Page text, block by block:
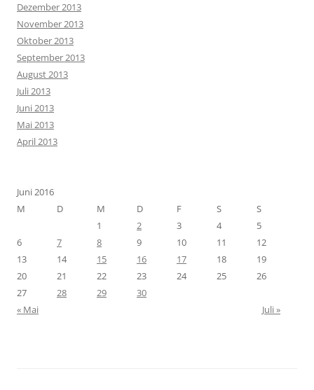
Dezember 2013
November 2013
Oktober 2013
September 2013
August 2013
Juli 2013
Juni 2013
Mai 2013
April 2013
Juni 2016
M
D M D F S
S
1
2 3 4
5
6
7 8 9 10 11
12
13
14 15 16 17 18
19
20
21 22 23 24 25
26
27
28 29
30
« Mai
Juli »